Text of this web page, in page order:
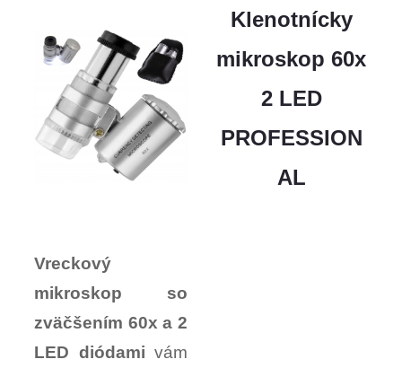
Klenotnícky
mikroskop 60x
2 LED
PROFESSION
AL
Vreckový
mikroskop so
zväčšením 60x a 2
LED diódami vám